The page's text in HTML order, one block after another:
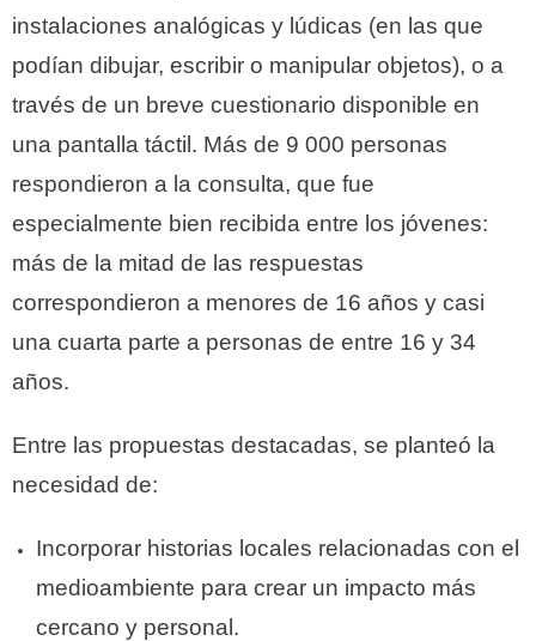
instalaciones analógicas y lúdicas (en las que
podían dibujar, escribir o manipular objetos), o a
través de un breve cuestionario disponible en
una pantalla táctil. Más de 9 000 personas
respondieron a la consulta, que fue
especialmente bien recibida entre los jóvenes:
más de la mitad de las respuestas
correspondieron a menores de 16 años y casi
una cuarta parte a personas de entre 16 y 34
años.
Entre las propuestas destacadas, se planteó la
necesidad de:
Incorporar historias locales relacionadas con el
medioambiente para crear un impacto más
cercano y personal.